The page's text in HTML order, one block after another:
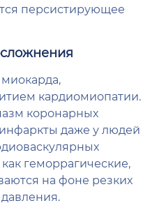
персистирующее
кардиомиопатии.
коронарных
даже у людей
геморрагические,
на фоне резких